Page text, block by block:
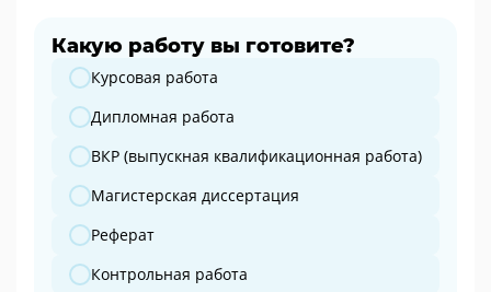
Какую работу вы готовите?
Какую работу вы готовите?
Курсовая работа
Дипломная работа
ВКР (выпускная квалификационная работа)
Магистерская диссертация
Реферат
Контрольная работа